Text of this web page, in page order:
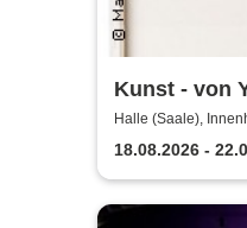
Kunst - von
Halle (Saale),
Ulrichskirche Halle
18.08.2026 -